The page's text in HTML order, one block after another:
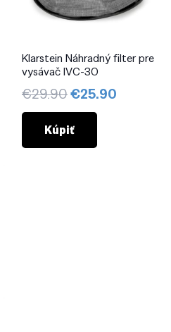
Klarstein Náhradný filter pre
vysávač IVC-30
€29.90Pôvodná
cena
bola:
€29.90.
€25.90
Kúpiť